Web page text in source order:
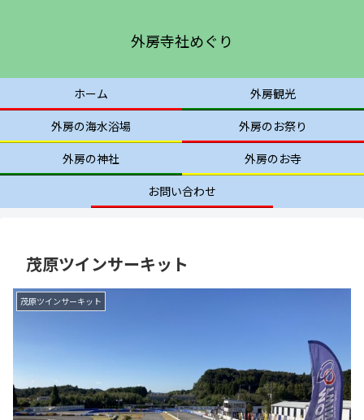
外房寺社めぐり
ホーム
外房観光
外房の海水浴場
外房のお祭り
外房の神社
外房のお寺
お問い合わせ
茂原ツインサーキット
茂原ツインサーキット